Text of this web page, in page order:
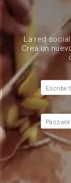
La red
Crea un
Escribe